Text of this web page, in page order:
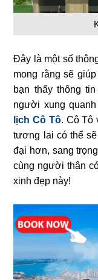
Đây là một số
mong rằng sẽ
bạn thấy thông
người xung
lịch Cô Tô. Cô Tô
tương lai có thể
đại hơn, sang
cùng người thân
xinh đẹp này!